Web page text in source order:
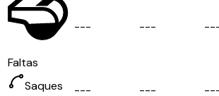
Faltas
--- --- --
Saques
--- --- --